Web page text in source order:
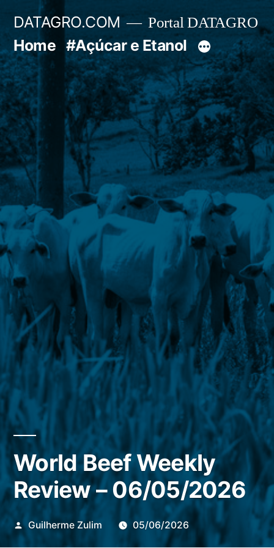
para
o
conteúdo
DATAGRO.COM Portal DATAGRO
Home #Açúcar e Etanol
World Beef Weekly
Review – 06/05/2026
Publicado
Guilherme Zulim 05/06/2026